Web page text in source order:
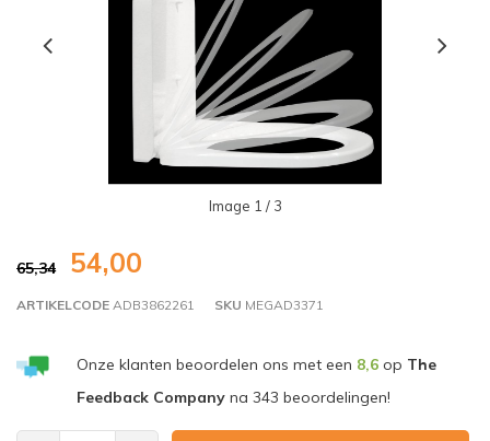
Image 1 / 3
65,34 54,00
ARTIKELCODE ADB3862261 SKU MEGAD3371
Onze klanten beoordelen ons met een 8,6op The
Feedback Companyna 343 beoordelingen!